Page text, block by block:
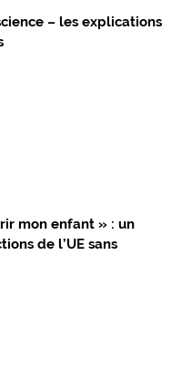
– les explications
mon enfant » : un
de l’UE sans